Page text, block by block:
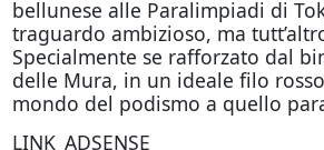
bellunese alle Paralimpiadi di
traguardo ambizioso, ma
Specialmente se rafforzato dal
delle Mura, in un ideale filo
mondo del podismo a quello
LINK_ADSENSE